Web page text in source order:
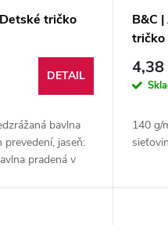
tričko
DETAIL
bavlna
jaseň:
pradená v
B&C
tričko
4,38
140 g/